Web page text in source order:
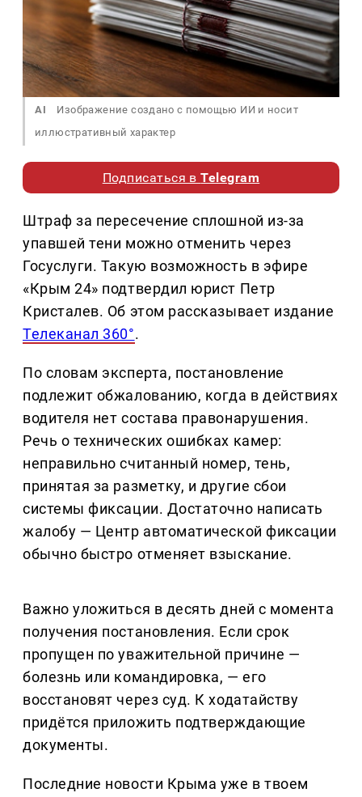
AI
Изображение создано с помощью ИИ и носит
иллюстративный характер
Подписаться вTelegram
Штраф за пересечение сплошной из-за
упавшей тени можно отменить через
Госуслуги. Такую возможность в эфире
«Крым 24» подтвердил юрист Петр
Кристалев. Об этом рассказывает издание
Телеканал 360°.
По словам эксперта, постановление
подлежит обжалованию, когда в действиях
водителя нет состава правонарушения.
Речь о технических ошибках камер:
неправильно считанный номер, тень,
принятая за разметку, и другие сбои
системы фиксации. Достаточно написать
жалобу — Центр автоматической фиксации
обычно быстро отменяет взыскание.
Важно уложиться в десять дней с момента
получения постановления. Если срок
пропущен по уважительной причине —
болезнь или командировка, — его
восстановят через суд. К ходатайству
придётся приложить подтверждающие
документы.
Последние новости Крыма уже в твоем